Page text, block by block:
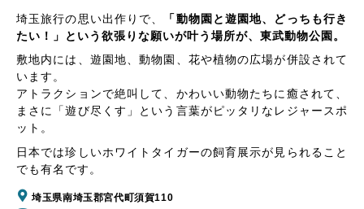
埼玉旅行の思い出作りで、
「動物園と遊園地、どっちも行き
たい！」という欲張りな願いが叶う場所が、東武動物公園。
敷地内には、遊園地、動物園、花や植物の広場が併設されて
います。
アトラクションで絶叫して、かわいい動物たちに癒されて、
まさに「遊び尽くす」という言葉がピッタリなレジャースポ
ット。
日本では珍しいホワイトタイガーの飼育展示が見られること
でも有名です。
埼玉県南埼玉郡宮代町須賀110